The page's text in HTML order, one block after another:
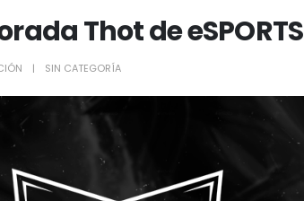
Thot de eSPORTS
SIN CATEGORÍA